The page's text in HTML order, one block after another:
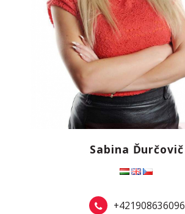
Sabina Ďurčovič
+421908636096